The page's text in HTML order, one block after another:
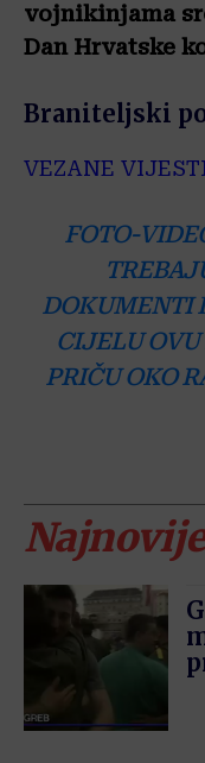
vojnikinjama
Dan Hrvatske
Braniteljski
VEZANE
FOTO-
DOKUMENTI
CIJELU
PRIČU OKO
Najnovije